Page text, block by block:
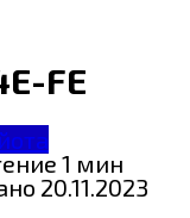
FE
1 мин
20.11.2023